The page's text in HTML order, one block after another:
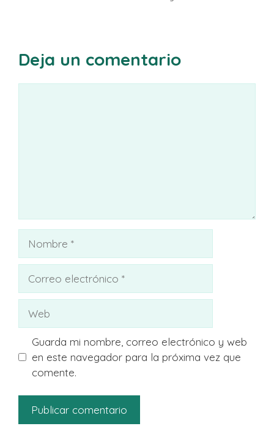
Deja un comentario
electrónico
Guarda mi nombre, correo electrónico y web
en este navegador para la próxima vez que
comente.